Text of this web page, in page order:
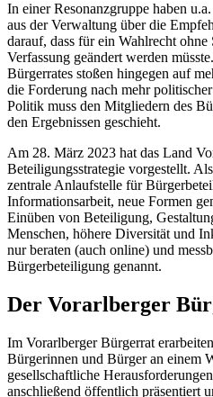
In einer Resonanzgruppe haben
aus der Verwaltung über die
darauf, dass für ein Wahlrecht ohne
Verfassung geändert werden
Bürgerrates stoßen hingegen auf
die Forderung nach mehr
Politik muss den Mitgliedern des
den Ergebnissen geschieht.
Am 28. März 2023 hat das Land
Beteiligungsstrategie vorgestellt.
zentrale Anlaufstelle für
Informationsarbeit, neue Formen
Einüben von Beteiligung,
Menschen, höhere Diversität und
nur beraten (auch online) und
Bürgerbeteiligung genannt.
Der Vorarlberger
Im Vorarlberger Bürgerrat
Bürgerinnen und Bürger an einem
gesellschaftliche
anschließend öffentlich präsentiert